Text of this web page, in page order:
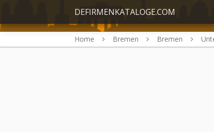
DEFIRMENKATALOGE.COM
Home Bremen Bremen